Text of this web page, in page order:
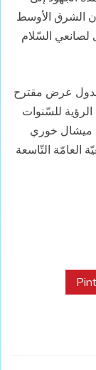
الشرق الأوسط
السّلام
عرض مقترح
للسّنوات
ميشال خوري
التّاسعة